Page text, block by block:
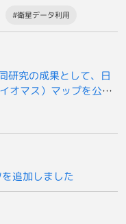
#衛星データ利用
研究の成果として、日
オマス）マップを公開
追加しました